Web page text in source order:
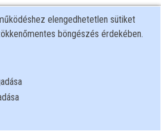
elengedhetetlen sütiket
böngészés érdekében.